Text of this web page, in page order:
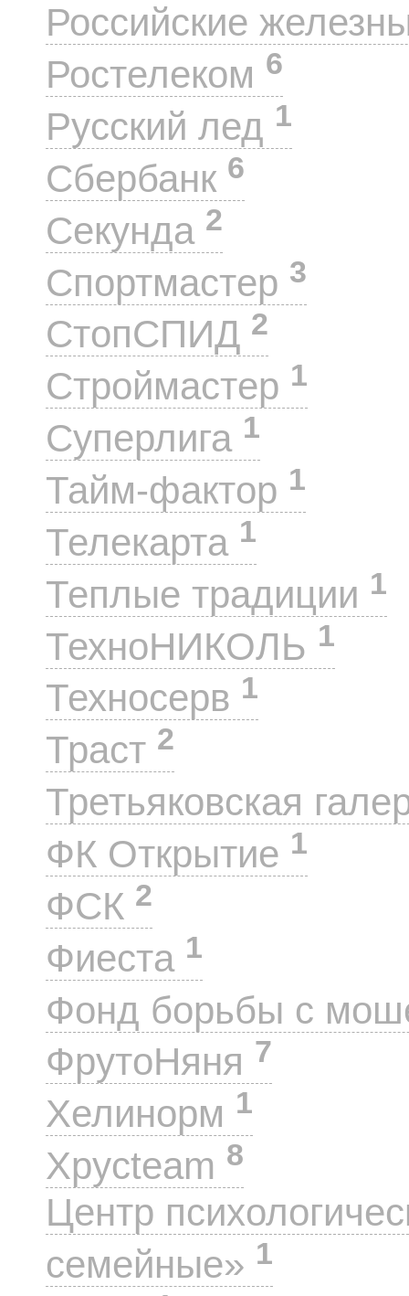
Российские
Ростелеком 6
Русский лед 1
Сбербанк 6
Секунда 2
Спортмастер 3
СтопСПИД 2
Строймастер 1
Суперлига 1
Тайм-фактор 1
Телекарта 1
Теплые традиции 1
ТехноНИКОЛЬ 1
Техносерв 1
Траст 2
Третьяковская
ФК Открытие 1
ФСК 2
Фиеста 1
Фонд борьбы с
ФрутоНяня 7
Хелинорм 1
Хрусteam 8
Центр
семейные» 1